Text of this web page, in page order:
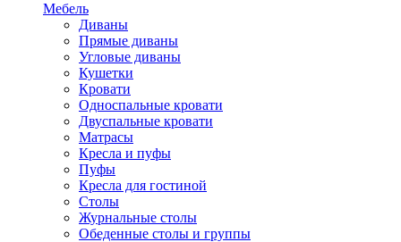
Мебель
Диваны
Прямые диваны
Угловые диваны
Кушетки
Кровати
Односпальные кровати
Двуспальные кровати
Матрасы
Кресла и пуфы
Пуфы
Кресла для гостиной
Столы
Журнальные столы
Обеденные столы и группы